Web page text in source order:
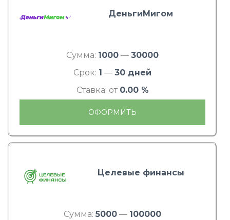
ДеньгиМигом
Сумма: 1000 — 30000
Срок: 1 — 30 дней
Ставка: от 0.00 %
ОФОРМИТЬ
Целевые финансы
Сумма: 5000 — 100000